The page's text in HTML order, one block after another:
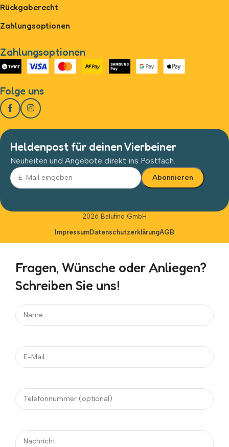
Rückgaberecht
Zahlungsoptionen
Zahlungsoptionen
Folge uns
Heldenpost für deinen Vierbeiner
Neuheiten und Angebote direkt ins Postfach.
2026 Balufino GmbH
ImpressumDatenschutzerklärungAGB
Fragen, Wünsche oder Anliegen?
Schreiben Sie uns!